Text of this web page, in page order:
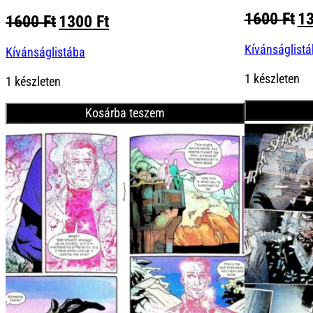
1600FtOriginal
was:
1300 FtCurrent
Kívánságlistába
1 készleten
Kosárba teszem
1600Ft
1 készleten